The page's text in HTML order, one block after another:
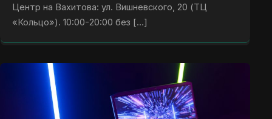
Центр на Вахитова: ул. Вишневского, 20 (ТЦ
«Кольцо»). 10:00-20:00 без […]